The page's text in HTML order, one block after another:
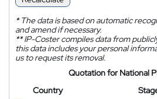
*The data is based on automatic
and amend if necessary.
**IP-Coster compiles data from
this data includes your personal
us to request its removal.
Quotation for National
Country